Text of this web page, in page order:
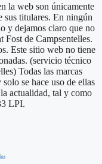
la web son únicamente
sus titulares. En ningún
y dejamos claro que no
Fost de Campsentelles.
Este sitio web no tiene
(servicio técnico
Todas las marcas
se hace uso de ellas
actualidad, tal y como
LPI.